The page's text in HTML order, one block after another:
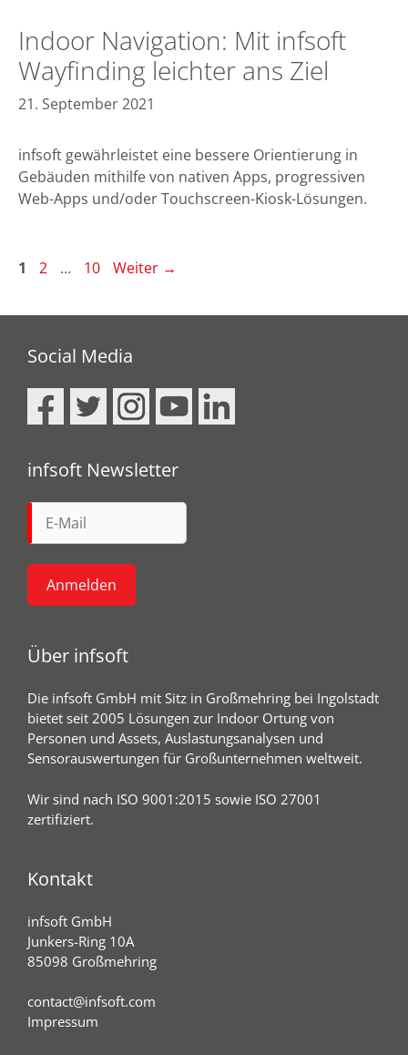
Indoor Navigation: Mit infsoft
Wayfinding leichter ans Ziel
21. September 2021
infsoft gewährleistet eine bessere Orientierung in
Gebäuden mithilfe von nativen Apps, progressiven
Web-Apps und/oder Touchscreen-Kiosk-Lösungen.
Seite
1 Seite
2 … Seite
10 Weiter →
Social Media
infsoft Newsletter
Über infsoft
Die infsoft GmbH mit Sitz in Großmehring bei Ingolstadt
bietet seit 2005 Lösungen zur Indoor Ortung von
Personen und Assets, Auslastungsanalysen und
Sensorauswertungen für Großunternehmen weltweit.
Wir sind nach ISO 9001:2015 sowie ISO 27001
zertifiziert.
Kontakt
infsoft GmbH
Junkers-Ring 10A
85098 Großmehring
contact@infsoft.com
Impressum